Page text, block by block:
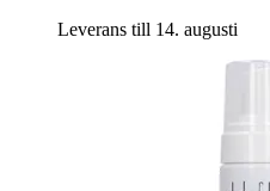
Leverans till 14. augusti